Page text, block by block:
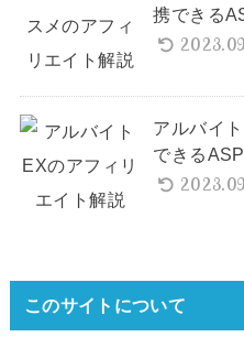
携できる
アルバイ
できる
このサイトについて